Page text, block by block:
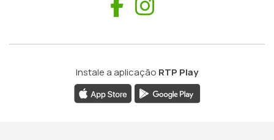
Instale a aplicação RTP Play